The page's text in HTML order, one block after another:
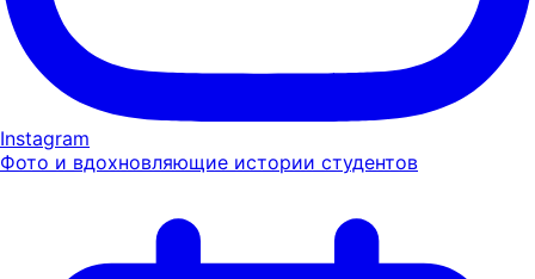
Instagram
Фото и вдохновляющие истории студентов